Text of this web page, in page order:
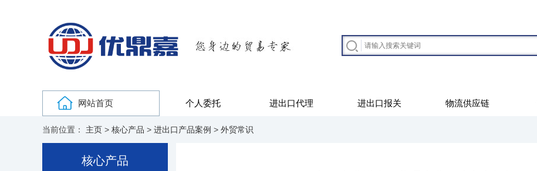
网站首页 个人委托 进出口代理 进出口报关 物流供应链
当前位置： 主页 > 核心产品 > 进出口产品案例 > 外贸常识
核心产品